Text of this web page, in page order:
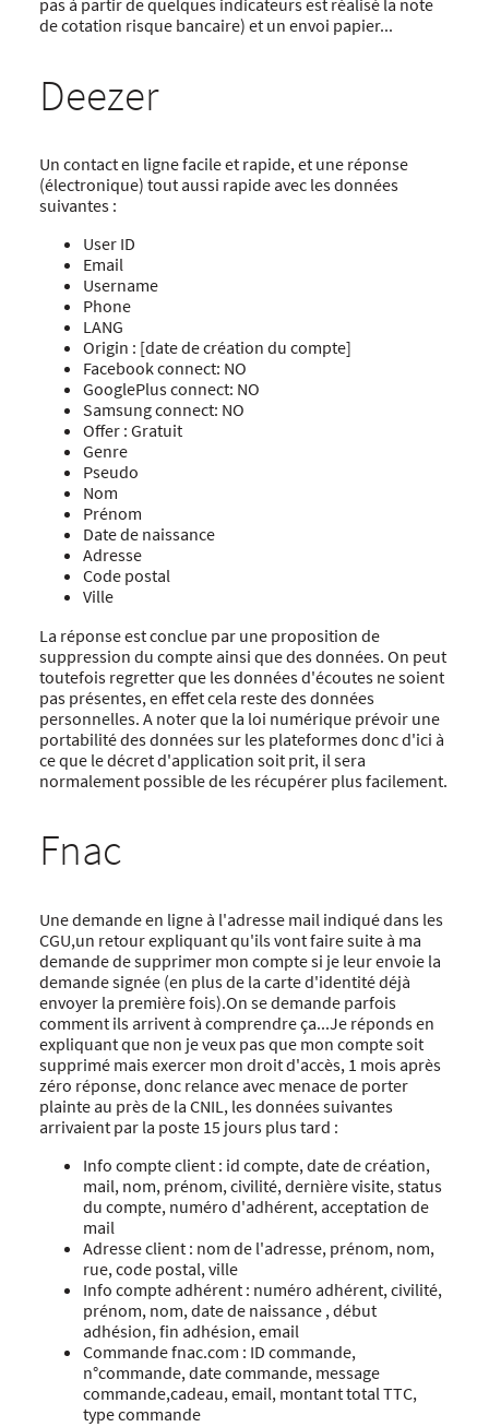
pas à partir de quelques indicateurs est réalisé la note
de cotation risque bancaire) et un envoi papier...
Deezer
Un contact en ligne facile et rapide, et une réponse
(électronique) tout aussi rapide avec les données
suivantes :
User ID
Email
Username
Phone
LANG
Origin : [date de création du compte]
Facebook connect: NO
GooglePlus connect: NO
Samsung connect: NO
Offer : Gratuit
Genre
Pseudo
Nom
Prénom
Date de naissance
Adresse
Code postal
Ville
La réponse est conclue par une proposition de
suppression du compte ainsi que des données. On peut
toutefois regretter que les données d'écoutes ne soient
pas présentes, en effet cela reste des données
personnelles. A noter que la loi numérique prévoir une
portabilité des données sur les plateformes donc d'ici à
ce que le décret d'application soit prit, il sera
normalement possible de les récupérer plus facilement.
Fnac
Une demande en ligne à l'adresse mail indiqué dans les
CGU,un retour expliquant qu'ils vont faire suite à ma
demande de supprimer mon compte si je leur envoie la
demande signée (en plus de la carte d'identité déjà
envoyer la première fois).On se demande parfois
comment ils arrivent à comprendre ça...Je réponds en
expliquant que non je veux pas que mon compte soit
supprimé mais exercer mon droit d'accès, 1 mois après
zéro réponse, donc relance avec menace de porter
plainte au près de la CNIL, les données suivantes
arrivaient par la poste 15 jours plus tard :
Info compte client : id compte, date de création,
mail, nom, prénom, civilité, dernière visite, status
du compte, numéro d'adhérent, acceptation de
mail
Adresse client : nom de l'adresse, prénom, nom,
rue, code postal, ville
Info compte adhérent : numéro adhérent, civilité,
prénom, nom, date de naissance , début
adhésion, fin adhésion, email
Commande fnac.com : ID commande,
n°commande, date commande, message
commande,cadeau, email, montant total TTC,
type commande